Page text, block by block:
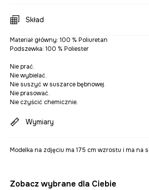
Skład
Materiał główny: 100 % Poliuretan
Podszewka: 100 % Poliester
Nie prać.
Nie wybielać.
Nie suszyć w suszarce bębnowej.
Nie prasować.
Nie czyścić chemicznie.
Wymiary
Modelka na zdjęciu ma 175 cm wzrostu i ma na
Zobacz wybrane dla Ciebie